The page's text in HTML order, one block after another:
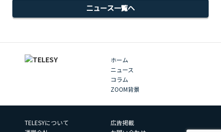
ニュース一覧へ
ホーム
ニュース
コラム
ZOOM背景
TELESYについて
広告掲載